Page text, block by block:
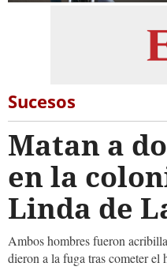
Sucesos
Matan a
en la
Linda de
Ambos hombres fueron
dieron a la fuga tras cometer el